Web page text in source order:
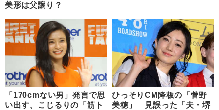
美形は父譲り？
「170cmない男」発言で思
い出す、こじるりの「筋ト
ひっそりCM降板の「菅野
美穂」 見誤った「夫・堺